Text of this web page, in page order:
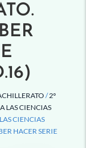
/2º
LAS CIENCIAS
CIENCIAS
HACER SERIE